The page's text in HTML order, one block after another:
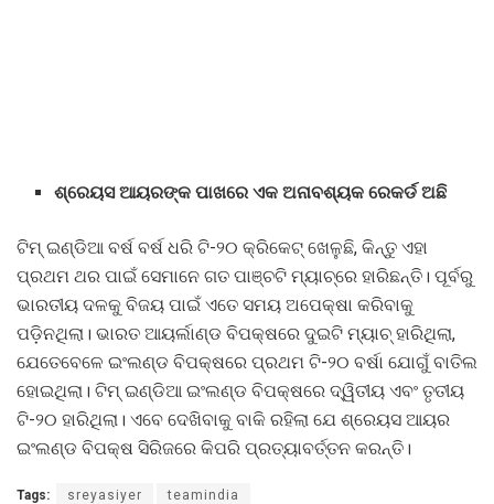
ଶ୍ରେୟସ ଆୟରଙ୍କ ପାଖରେ ଏକ ଅନାବଶ୍ୟକ ରେକର୍ଡ ଅଛି
ଟିମ୍ ଇଣ୍ଡିଆ ବର୍ଷ ବର୍ଷ ଧରି ଟି-୨୦ କ୍ରିକେଟ୍ ଖେଳୁଛି, କିନ୍ତୁ ଏହା
ପ୍ରଥମ ଥର ପାଇଁ ସେମାନେ ଗତ ପାଞ୍ଚଟି ମ୍ୟାଚ୍‌ରେ ହାରିଛନ୍ତି। ପୂର୍ବରୁ
ଭାରତୀୟ ଦଳକୁ ବିଜୟ ପାଇଁ ଏତେ ସମୟ ଅପେକ୍ଷା କରିବାକୁ
ପଡ଼ିନଥିଲା। ଭାରତ ଆୟର୍ଲାଣ୍ଡ ବିପକ୍ଷରେ ଦୁଇଟି ମ୍ୟାଚ୍ ହାରିଥିଲା,
ଯେତେବେଳେ ଇଂଲଣ୍ଡ ବିପକ୍ଷରେ ପ୍ରଥମ ଟି-୨୦ ବର୍ଷା ଯୋଗୁଁ ବାତିଲ
ହୋଇଥିଲା। ଟିମ୍ ଇଣ୍ଡିଆ ଇଂଲଣ୍ଡ ବିପକ୍ଷରେ ଦ୍ୱିତୀୟ ଏବଂ ତୃତୀୟ
ଟି-୨୦ ହାରିଥିଲା। ଏବେ ଦେଖିବାକୁ ବାକି ରହିଲା ଯେ ଶ୍ରେୟସ ଆୟର
ଇଂଲଣ୍ଡ ବିପକ୍ଷ ସିରିଜରେ କିପରି ପ୍ରତ୍ୟାବର୍ତ୍ତନ କରନ୍ତି।
Tags: sreyasiyer teamindia